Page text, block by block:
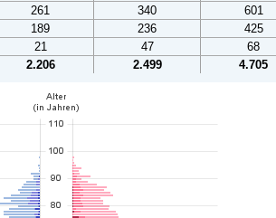
261 340
601
189 236
425
21 47
68
2.206 2.499 4.705